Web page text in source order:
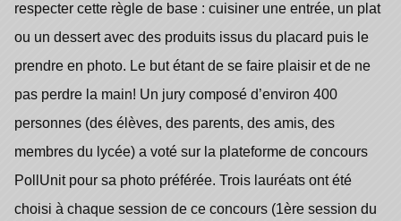
respecter cette règle de base : cuisiner une entrée, un plat
ou un dessert avec des produits issus du placard puis le
prendre en photo. Le but étant de se faire plaisir et de ne
pas perdre la main! Un jury composé d’environ 400
personnes (des élèves, des parents, des amis, des
membres du lycée) a voté sur la plateforme de concours
PollUnit pour sa photo préférée. Trois lauréats ont été
choisi à chaque session de ce concours (1ère session du